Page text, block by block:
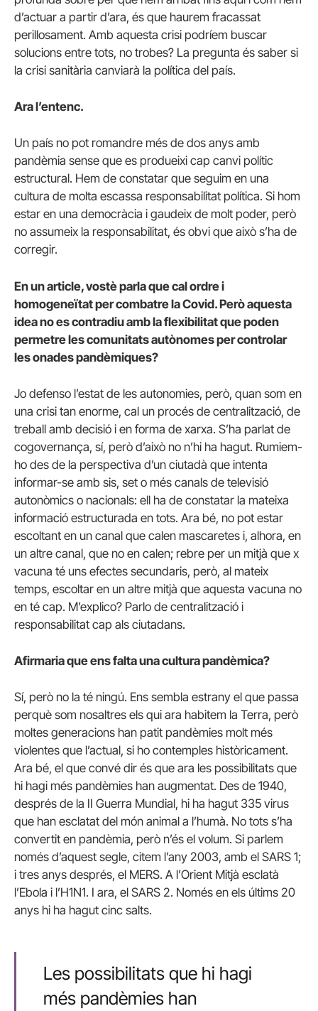
d’actuar a partir d’ara, és que haurem fracassat
perillosament. Amb aquesta crisi podríem buscar
solucions entre tots, no trobes? La pregunta és saber si
la crisi sanitària canviarà la política del país.
Ara l’entenc.
Un país no pot romandre més de dos anys amb
pandèmia sense que es produeixi cap canvi polític
estructural. Hem de constatar que seguim en una
cultura de molta escassa responsabilitat política. Si hom
estar en una democràcia i gaudeix de molt poder, però
no assumeix la responsabilitat, és obvi que això s’ha de
corregir.
En un article, vostè parla que cal ordre i
homogeneïtat per combatre la Covid. Però aquesta
idea no es contradiu amb la flexibilitat que poden
permetre les comunitats autònomes per controlar
les onades pandèmiques?
Jo defenso l’estat de les autonomies, però, quan som en
una crisi tan enorme, cal un procés de centralització, de
treball amb decisió i en forma de xarxa. S’ha parlat de
cogovernança, sí, però d’això no n’hi ha hagut. Rumiem-
ho des de la perspectiva d’un ciutadà que intenta
informar-se amb sis, set o més canals de televisió
autonòmics o nacionals: ell ha de constatar la mateixa
informació estructurada en tots. Ara bé, no pot estar
escoltant en un canal que calen mascaretes i, alhora, en
un altre canal, que no en calen; rebre per un mitjà que x
vacuna té uns efectes secundaris, però, al mateix
temps, escoltar en un altre mitjà que aquesta vacuna no
en té cap. M’explico? Parlo de centralització i
responsabilitat cap als ciutadans.
Afirmaria que ens falta una cultura pandèmica?
Sí, però no la té ningú. Ens sembla estrany el que passa
perquè som nosaltres els qui ara habitem la Terra, però
moltes generacions han patit pandèmies molt més
violentes que l’actual, si ho contemples històricament.
Ara bé, el que convé dir és que ara les possibilitats que
hi hagi més pandèmies han augmentat. Des de 1940,
després de la II Guerra Mundial, hi ha hagut 335 virus
que han esclatat del món animal a l’humà. No tots s’ha
convertit en pandèmia, però n’és el volum. Si parlem
només d’aquest segle, citem l’any 2003, amb el SARS 1;
i tres anys després, el MERS. A l’Orient Mitjà esclatà
l’Ebola i l’H1N1. I ara, el SARS 2. Només en els últims 20
anys hi ha hagut cinc salts.
Les possibilitats que hi hagi
més pandèmies han